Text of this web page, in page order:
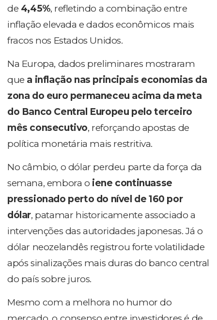
de 4,45%, refletindo a combinação entre
inflação elevada e dados econômicos mais
fracos nos Estados Unidos.
Na Europa, dados preliminares mostraram
que a inflação nas principais economias da
zona do euro permaneceu acima da meta
do Banco Central Europeu pelo terceiro
mês consecutivo, reforçando apostas de
política monetária mais restritiva.
No câmbio, o dólar perdeu parte da força da
semana, embora o iene continuasse
pressionado perto do nível de 160 por
dólar, patamar historicamente associado a
intervenções das autoridades japonesas. Já o
dólar neozelandês registrou forte volatilidade
após sinalizações mais duras do banco central
do país sobre juros.
Mesmo com a melhora no humor do